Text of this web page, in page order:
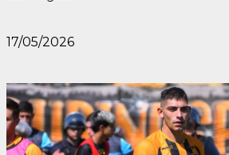
17/05/2026